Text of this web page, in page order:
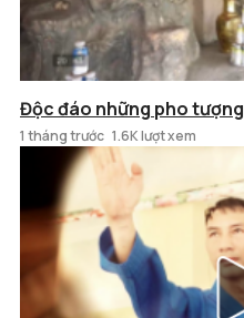
Độc đáo những pho
1 tháng trước 1.6K lượt xem